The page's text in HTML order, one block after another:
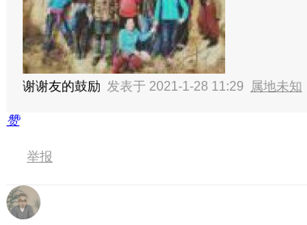
谢谢友的鼓励 发表于 2021-1-28 11:29 属地未知
赞
举报